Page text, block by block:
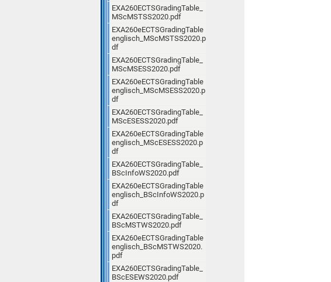
EXA260ECTSGradingTable_
MScMSTSS2020.pdf
EXA260eECTSGradingTable
englisch_MScMSTSS2020.p
df
EXA260ECTSGradingTable_
MScMSESS2020.pdf
EXA260eECTSGradingTable
englisch_MScMSESS2020.p
df
EXA260ECTSGradingTable_
MScESESS2020.pdf
EXA260eECTSGradingTable
englisch_MScESESS2020.p
df
EXA260ECTSGradingTable_
BScInfoWS2020.pdf
EXA260eECTSGradingTable
englisch_BScInfoWS2020.p
df
EXA260ECTSGradingTable_
BScMSTWS2020.pdf
EXA260eECTSGradingTable
englisch_BScMSTWS2020.
pdf
EXA260ECTSGradingTable_
BScESEWS2020.pdf